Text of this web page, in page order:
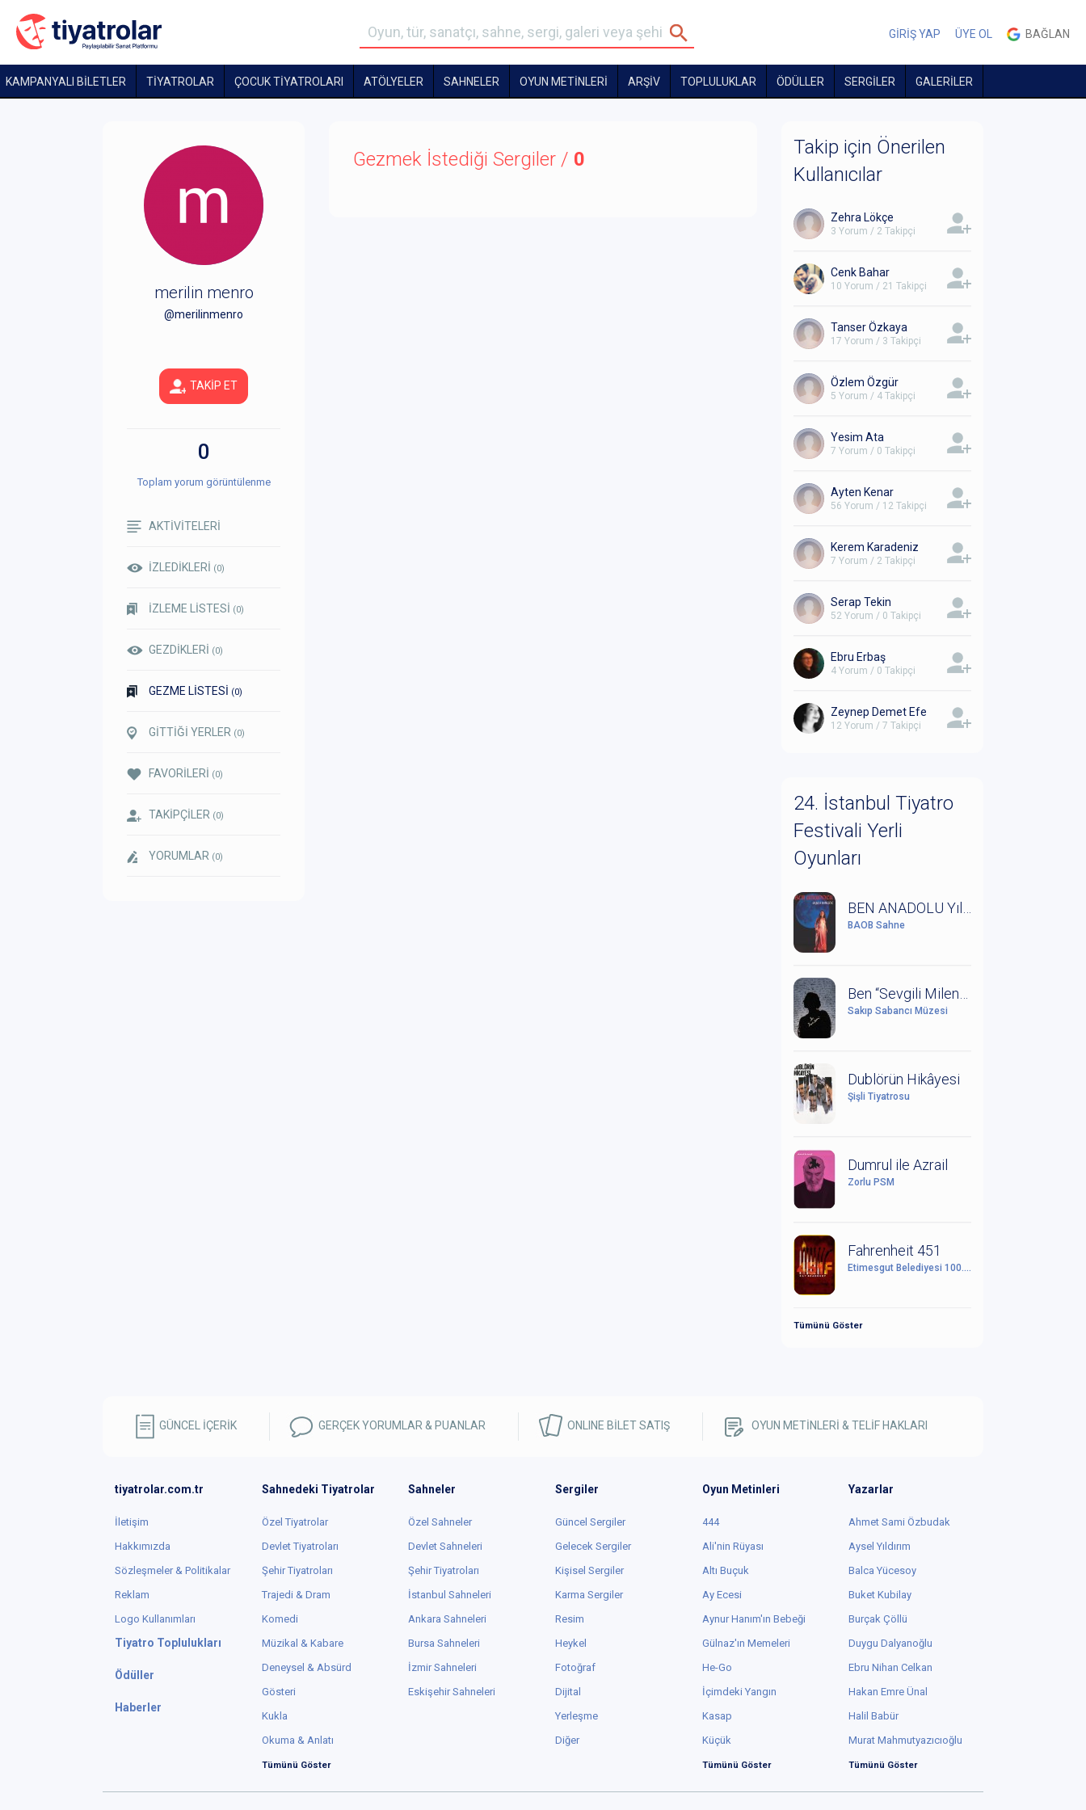
GİRİŞ YAP ÜYE OL BAĞLAN
KAMPANYALI BİLETLER TİYATROLAR ÇOCUK TIYATROLARI ATÖLYELER SAHNELER OYUN METİNLERİ ARŞİV TOPLULUKLAR ÖDÜLLER SERGİLER GALERİLER
merilin menro
@merilinmenro
TAKİP ET
0
Toplam yorum görüntülenme
AKTİVİTELERİ
İZLEDİKLERİ (0)
İZLEME LİSTESİ (0)
GEZDİKLERİ (0)
GEZME LİSTESİ (0)
GİTTİĞİ YERLER (0)
FAVORİLERİ (0)
TAKİPÇİLER (0)
YORUMLAR (0)
Gezmek İstediği Sergiler / 0
Takip için Önerilen
Kullanıcılar
Zehra Lökçe
3 Yorum / 2 Takipçi
Cenk Bahar
10 Yorum / 21 Takipçi
Tanser Özkaya
17 Yorum / 3 Takipçi
Özlem Özgür
5 Yorum / 4 Takipçi
Yesim Ata
7 Yorum / 0 Takipçi
Ayten Kenar
56 Yorum / 12 Takipçi
Kerem Karadeniz
7 Yorum / 2 Takipçi
Serap Tekin
52 Yorum / 0 Takipçi
Ebru Erbaş
4 Yorum / 0 Takipçi
Zeynep Demet Efe
12 Yorum / 7 Takipçi
24. İstanbul Tiyatro
Festivali Yerli
Oyunları
BAOB Sahne
Sakıp Sabancı Müzesi
Dublörün Hikâyesi
Şişli Tiyatrosu
Dumrul ile Azrail
Zorlu PSM
Fahrenheit 451
Etimesgut Belediyesi 100. Yıl Cumhuriyet Kültür Sanat Merkezi
Tümünü Göster
GÜNCEL İÇERİK GERÇEK YORUMLAR & PUANLAR ONLINE BİLET SATIŞ OYUN METİNLERİ & TELİF HAKLARI
tiyatrolar.com.tr
İletişim
Hakkımızda
Sözleşmeler & Politikalar
Reklam
Logo Kullanımları
Tiyatro Toplulukları
Ödüller
Haberler
Sahnedeki Tiyatrolar
Özel Tiyatrolar
Devlet Tiyatroları
Şehir Tiyatroları
Trajedi & Dram
Komedi
Müzikal & Kabare
Deneysel & Absürd
Gösteri
Kukla
Okuma & Anlatı
Tümünü Göster
Sahneler
Özel Sahneler
Devlet Sahneleri
Şehir Tiyatroları
İstanbul Sahneleri
Ankara Sahneleri
Bursa Sahneleri
İzmir Sahneleri
Eskişehir Sahneleri
Sergiler
Güncel Sergiler
Gelecek Sergiler
Kişisel Sergiler
Karma Sergiler
Resim
Heykel
Fotoğraf
Dijital
Yerleşme
Diğer
Oyun Metinleri
444
Ali'nin Rüyası
Altı Buçuk
Ay Ecesi
Aynur Hanım'ın Bebeği
Gülnaz'ın Memeleri
He-Go
İçimdeki Yangın
Kasap
Küçük
Tümünü Göster
Yazarlar
Ahmet Sami Özbudak
Aysel Yıldırım
Balca Yücesoy
Buket Kubilay
Burçak Çöllü
Duygu Dalyanoğlu
Ebru Nihan Celkan
Hakan Emre Ünal
Halil Babür
Murat Mahmutyazıcıoğlu
Tümünü Göster